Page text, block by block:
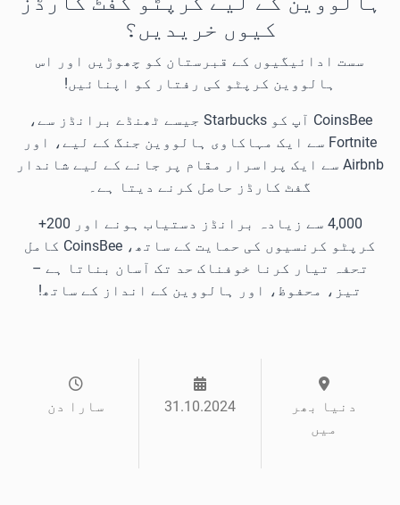
کیوں خریدیں؟
سست ادائیگیوں کے قبرستان کو چھوڑیں اور اس
ہالووین کرپٹو کی رفتار کو اپنائیں!
CoinsBee آپ کو Starbucks جیسے ٹھنڈے برانڈز سے،
Fortnite سے ایک مہاکاوی ہالووین جنگ کے لیے، اور
Airbnb سے ایک پراسرار مقام پر جانے کے لیے شاندار
گفٹ کارڈز حاصل کرنے دیتا ہے۔
4,000 سے زیادہ برانڈز دستیاب ہونے اور 200+
کرپٹو کرنسیوں کی حمایت کے ساتھ، CoinsBee کامل
تحفہ تیار کرنا خوفناک حد تک آسان بناتا ہے –
تیز، محفوظ، اور ہالووین کے انداز کے ساتھ!
دنیا بھر
میں
31.10.2024 سارا دن